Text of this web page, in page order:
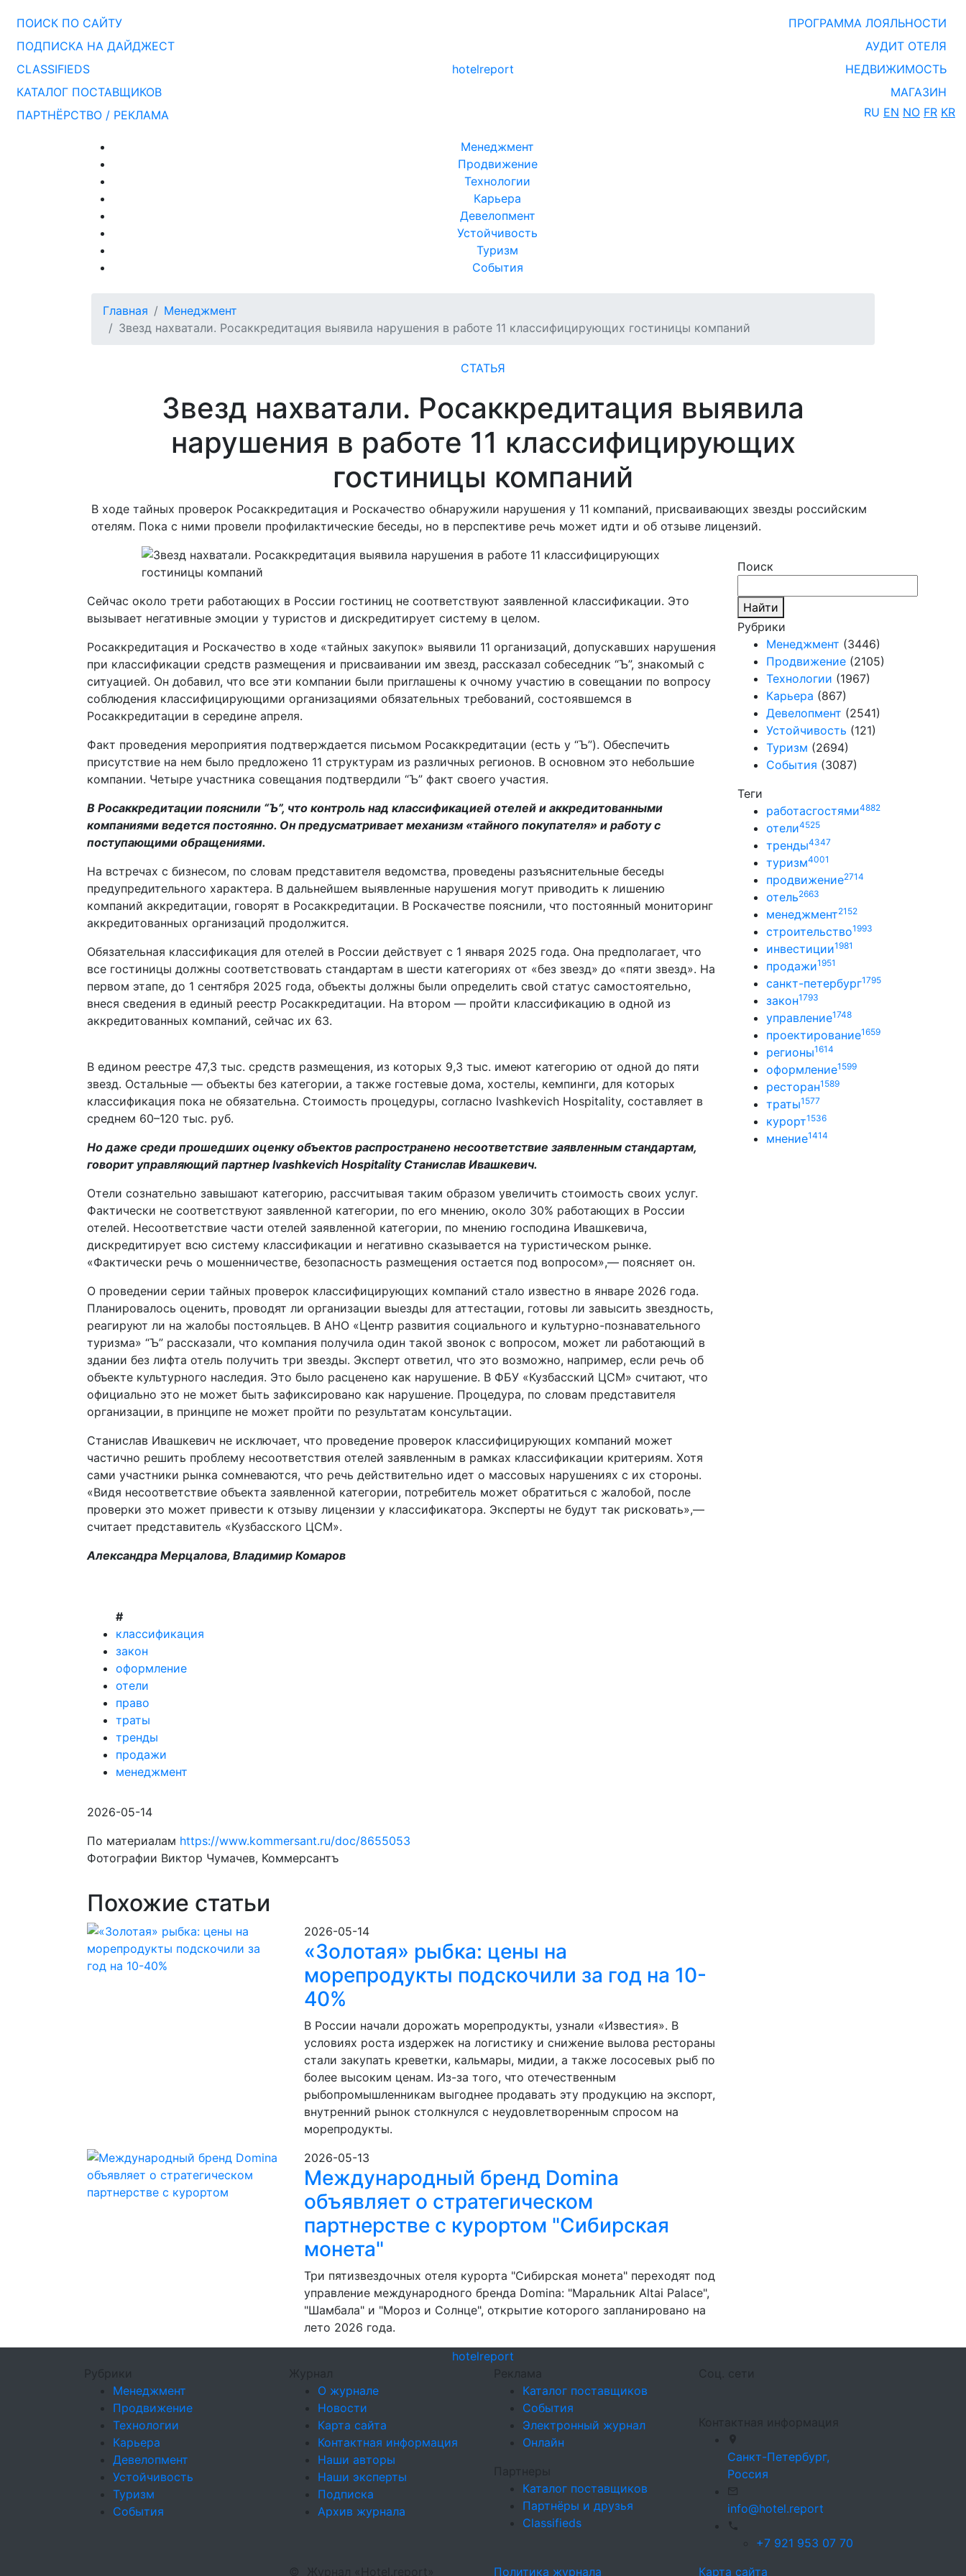
hotelreport
ПОИСК ПО САЙТУ
ПОДПИСКА НА ДАЙДЖЕСТ
CLASSIFIEDS
КАТАЛОГ ПОСТАВЩИКОВ
ПАРТНЁРСТВО / РЕКЛАМА
ПРОГРАММА ЛОЯЛЬНОСТИ
АУДИТ ОТЕЛЯ
НЕДВИЖИМОСТЬ
МАГАЗИН
RU EN NO FR KR
Менеджмент
Продвижение
Технологии
Карьера
Девелопмент
Устойчивость
Туризм
События
Главная
Менеджмент
Звезд нахватали. Росаккредитация выявила нарушения в работе 11 классифицирующих гостиницы компаний
СТАТЬЯ
Звезд нахватали. Росаккредитация выявила
нарушения в работе 11 классифицирующих
гостиницы компаний
В ходе тайных проверок Росаккредитация и Роскачество обнаружили нарушения у 11 компаний, присваивающих звезды российским
отелям. Пока с ними провели профилактические беседы, но в перспективе речь может идти и об отзыве лицензий.
Сейчас около трети работающих в России гостиниц не соответствуют заявленной классификации. Это
вызывает негативные эмоции у туристов и дискредитирует систему в целом.
Росаккредитация и Роскачество в ходе «тайных закупок» выявили 11 организаций, допускавших нарушения
при классификации средств размещения и присваивании им звезд, рассказал собеседник “Ъ”, знакомый с
ситуацией. Он добавил, что все эти компании были приглашены к очному участию в совещании по вопросу
соблюдения классифицирующими организациями обязательных требований, состоявшемся в
Росаккредитации в середине апреля.
Факт проведения мероприятия подтверждается письмом Росаккредитации (есть у “Ъ”). Обеспечить
присутствие на нем было предложено 11 структурам из различных регионов. В основном это небольшие
компании. Четыре участника совещания подтвердили “Ъ” факт своего участия.
В Росаккредитации пояснили “Ъ”, что контроль над классификацией отелей и аккредитованными
компаниями ведется постоянно. Он предусматривает механизм «тайного покупателя» и работу с
поступающими обращениями.
На встречах с бизнесом, по словам представителя ведомства, проведены разъяснительные беседы
предупредительного характера. В дальнейшем выявленные нарушения могут приводить к лишению
компаний аккредитации, говорят в Росаккредитации. В Роскачестве пояснили, что постоянный мониторинг
аккредитованных организаций продолжится.
Обязательная классификация для отелей в России действует с 1 января 2025 года. Она предполагает, что
все гостиницы должны соответствовать стандартам в шести категориях от «без звезд» до «пяти звезд». На
первом этапе, до 1 сентября 2025 года, объекты должны были определить свой статус самостоятельно,
внеся сведения в единый реестр Росаккредитации. На втором — пройти классификацию в одной из
аккредитованных компаний, сейчас их 63.
В едином реестре 47,3 тыс. средств размещения, из которых 9,3 тыс. имеют категорию от одной до пяти
звезд. Остальные — объекты без категории, а также гостевые дома, хостелы, кемпинги, для которых
классификация пока не обязательна. Стоимость процедуры, согласно Ivashkevich Hospitality, составляет в
среднем 60–120 тыс. руб.
Но даже среди прошедших оценку объектов распространено несоответствие заявленным стандартам,
говорит управляющий партнер Ivashkevich Hospitality Станислав Ивашкевич.
Отели сознательно завышают категорию, рассчитывая таким образом увеличить стоимость своих услуг.
Фактически не соответствуют заявленной категории, по его мнению, около 30% работающих в России
отелей. Несоответствие части отелей заявленной категории, по мнению господина Ивашкевича,
дискредитирует всю систему классификации и негативно сказывается на туристическом рынке.
«Фактически речь о мошенничестве, безопасность размещения остается под вопросом»,— поясняет он.
О проведении серии тайных проверок классифицирующих компаний стало известно в январе 2026 года.
Планировалось оценить, проводят ли организации выезды для аттестации, готовы ли завысить звездность,
реагируют ли на жалобы постояльцев. В АНО «Центр развития социального и культурно-познавательного
туризма» “Ъ” рассказали, что компания получила один такой звонок с вопросом, может ли работающий в
здании без лифта отель получить три звезды. Эксперт ответил, что это возможно, например, если речь об
объекте культурного наследия. Это было расценено как нарушение. В ФБУ «Кузбасский ЦСМ» считают, что
официально это не может быть зафиксировано как нарушение. Процедура, по словам представителя
организации, в принципе не может пройти по результатам консультации.
Станислав Ивашкевич не исключает, что проведение проверок классифицирующих компаний может
частично решить проблему несоответствия отелей заявленным в рамках классификации критериям. Хотя
сами участники рынка сомневаются, что речь действительно идет о массовых нарушениях с их стороны.
«Видя несоответствие объекта заявленной категории, потребитель может обратиться с жалобой, после
проверки это может привести к отзыву лицензии у классификатора. Эксперты не будут так рисковать»,—
считает представитель «Кузбасского ЦСМ».
Александра Мерцалова, Владимир Комаров
#
классификация
закон
оформление
отели
право
траты
тренды
продажи
менеджмент
2026-05-14
По материалам https://www.kommersant.ru/doc/8655053
Фотографии Виктор Чумачев, Коммерсантъ
Похожие статьи
2026-05-14
«Золотая» рыбка: цены на
морепродукты подскочили за год на 10-
40%
В России начали дорожать морепродукты, узнали «Известия». В
условиях роста издержек на логистику и снижение вылова рестораны
стали закупать креветки, кальмары, мидии, а также лососевых рыб по
более высоким ценам. Из-за того, что отечественным
рыбопромышленникам выгоднее продавать эту продукцию на экспорт,
внутренний рынок столкнулся с неудовлетворенным спросом на
морепродукты.
2026-05-13
Международный бренд Domina
объявляет о стратегическом
партнерстве c курортом "Сибирская
монета"
Три пятизвездочных отеля курорта "Сибирская монета" переходят под
управление международного бренда Domina: "Маральник Altai Palace",
"Шамбала" и "Мороз и Солнце", открытие которого запланировано на
лето 2026 года.
Поиск
Найти
Рубрики
Менеджмент (3446)
Продвижение (2105)
Технологии (1967)
Карьера (867)
Девелопмент (2541)
Устойчивость (121)
Туризм (2694)
События (3087)
Теги
работасгостями4882
отели4525
тренды4347
туризм4001
продвижение2714
отель2663
менеджмент2152
строительство1993
инвестиции1981
продажи1951
санкт-петербург1795
закон1793
управление1748
проектирование1659
регионы1614
оформление1599
ресторан1589
траты1577
курорт1536
мнение1414
hotelreport
Рубрики
Менеджмент
Продвижение
Технологии
Карьера
Девелопмент
Устойчивость
Туризм
События
Журнал
О журнале
Новости
Карта сайта
Контактная информация
Наши авторы
Наши эксперты
Подписка
Архив журнала
Реклама
Каталог поставщиков
События
Электронный журнал
Онлайн
Партнеры
Каталог поставщиков
Партнёры и друзья
Classifieds
Соц. сети
Контактная информация
Санкт-Петербург,
Россия
info@hotel.report
+7 921 953 07 70
©
Журнал «Hotel.report» Политика журнала Карта сайта